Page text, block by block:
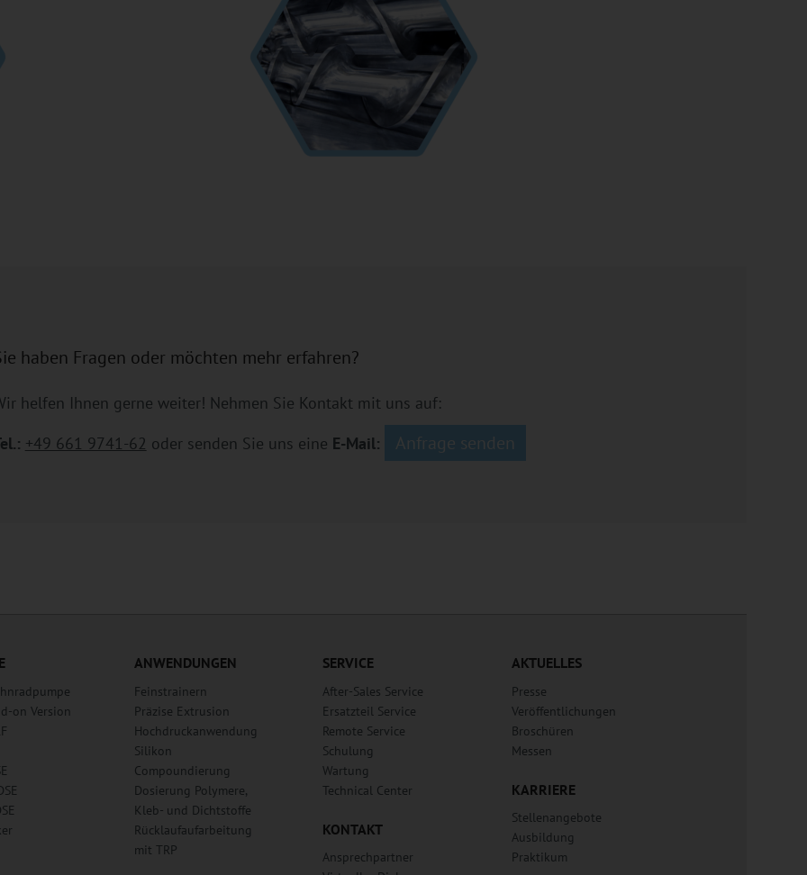
haben Fragen oder möchten mehr erfahren?
helfen Ihnen gerne weiter! Nehmen Sie Kontakt mit uns auf:
+49 661 9741-62 oder senden Sie uns eine E-Mail: Anfrage senden
on Version
ANWENDUNGEN
Feinstrainern
Präzise Extrusion
Hochdruckanwendung
Silikon
Compoundierung
Dosierung Polymere,
Kleb- und Dichtstoffe
Rücklaufaufarbeitung
mit TRP
SERVICE
After-Sales Service
Ersatzteil Service
Remote Service
Schulung
Wartung
Technical Center
KONTAKT
Ansprechpartner
AKTUELLES
Presse
Veröffentlichungen
Broschüren
Messen
KARRIERE
Stellenangebote
Ausbildung
Praktikum